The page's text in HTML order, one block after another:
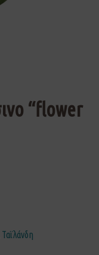
“flower
Ταϊλάνδη